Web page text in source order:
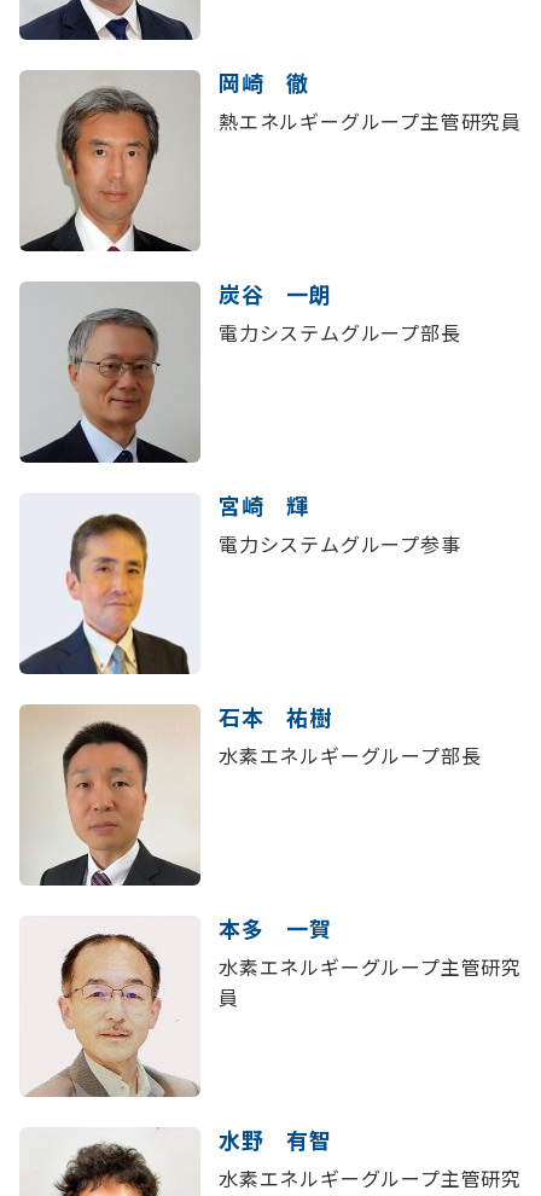
岡崎 徹
熱エネルギーグループ主管研究員
炭谷 一朗
電力システムグループ部長
宮崎 輝
電力システムグループ参事
石本 祐樹
水素エネルギーグループ部長
本多 一賀
水素エネルギーグループ主管研究
員
水野 有智
水素エネルギーグループ主管研究